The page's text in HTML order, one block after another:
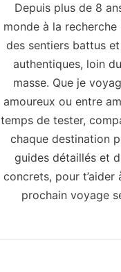
Depuis plus de 8
monde à la recherche
des sentiers battus et
authentiques, loin
masse. Que je
amoureux ou entre
temps de tester,
chaque destination
guides détaillés et
concrets, pour t’aider
prochain voyage